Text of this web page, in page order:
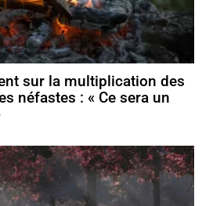
sur la multiplication des
néfastes : « Ce sera un